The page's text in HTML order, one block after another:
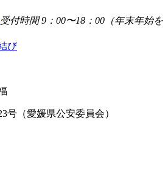
受付時間 9：00〜18：00（年末年始を
号（愛媛県公安委員会）